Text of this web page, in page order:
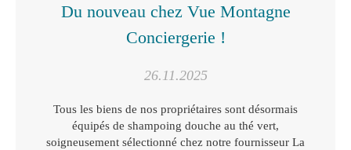
Du nouveau chez Vue Montagne
Conciergerie !
26.11.2025
Tous les biens de nos propriétaires sont désormais
équipés de shampoing douche au thé vert,
soigneusement sélectionné chez notre fournisseur La